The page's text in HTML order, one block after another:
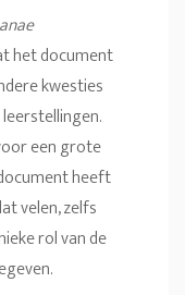
het document
kwesties
een grote
heeft
velen, zelfs
rol van de